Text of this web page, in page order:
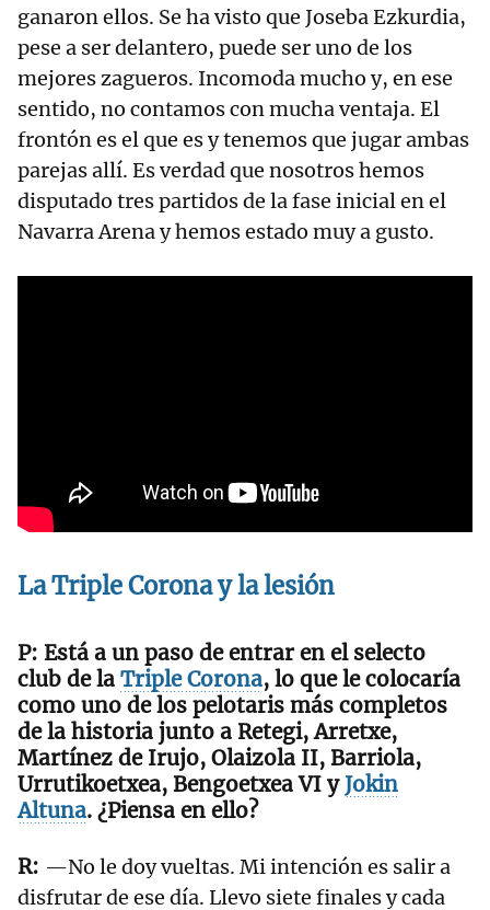
ganaron ellos. Se ha visto que Joseba Ezkurdia,
pese a ser delantero, puede ser uno de los
mejores zagueros. Incomoda mucho y, en ese
sentido, no contamos con mucha ventaja. El
frontón es el que es y tenemos que jugar ambas
parejas allí. Es verdad que nosotros hemos
disputado tres partidos de la fase inicial en el
Navarra Arena y hemos estado muy a gusto.
La Triple Corona y la lesión
Está a un paso de entrar en el selecto
club de la Triple Corona, lo que le colocaría
como uno de los pelotaris más completos
de la historia junto a Retegi, Arretxe,
Martínez de Irujo, Olaizola II, Barriola,
Urrutikoetxea, Bengoetxea VI y Jokin
Altuna. ¿Piensa en ello?
—No le doy vueltas. Mi intención es salir a
disfrutar de ese día. Llevo siete finales y cada